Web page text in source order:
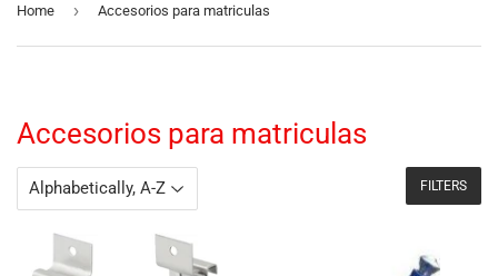
Home › Accesorios para matriculas
Accesorios para matriculas
FILTERS